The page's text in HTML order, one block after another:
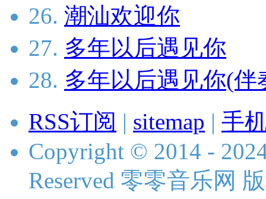
26. 潮汕欢迎你
27. 多年以后遇见你
28. 多年以后遇见你(伴
RSS订阅 | sitemap | 手
Copyright © 2014 -
Reserved 零零音乐网